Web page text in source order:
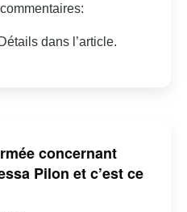
dans l’article.
concernant
Pilon et c’est ce